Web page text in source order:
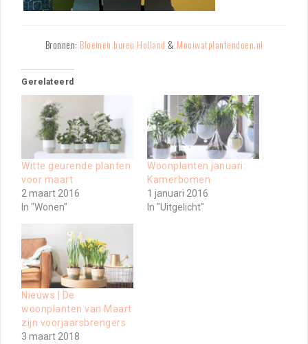
Bronnen: Bloemen bureu Holland & Mooiwatplantendoen.nl
Gerelateerd
Witte geurende planten
voor maart
2 maart 2016
In "Wonen"
Woonplanten januari:
Kamerbomen
1 januari 2016
In "Uitgelicht"
Nieuws | De
woonplanten van Maart
zijn voorjaarsbrengers
3 maart 2018